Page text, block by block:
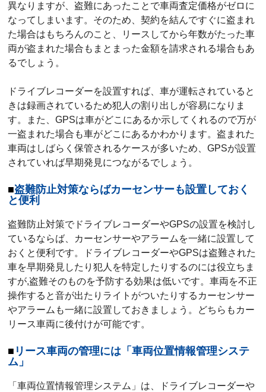
異なりますが、盗難にあったことで車両査定価格がゼロに
なってしまいます。そのため、契約を結んですぐに盗まれ
た場合はもちろんのこと、リースしてから年数がたった車
両が盗まれた場合もまとまった金額を請求される場合もあ
るでしょう。
ドライブレコーダーを設置すれば、車が運転されていると
きは録画されているため犯人の割り出しが容易になりま
す。また、GPSは車がどこにあるか示してくれるので万が
一盗まれた場合も車がどこにあるかわかります。盗まれた
車両はしばらく保管されるケースが多いため、GPSが設置
されていれば早期発見につながるでしょう。
盗難防止対策ならばカーセンサーも設置しておく
と便利
盗難防止対策でドライブレコーダーやGPSの設置を検討し
ているならば、カーセンサーやアラームを一緒に設置して
おくと便利です。ドライブレコーダーやGPSは盗難された
車を早期発見したり犯人を特定したりするのには役立ちま
すが,盗難そのものを予防する効果は低いです。車両を不正
操作すると音が出たりライトがついたりするカーセンサー
やアラームも一緒に設置しておきましょう。どちらもカー
リース車両に後付けが可能です。
リース車両の管理には「車両位置情報管理システ
ム」
「車両位置情報管理システム」は、ドライブレコーダーや